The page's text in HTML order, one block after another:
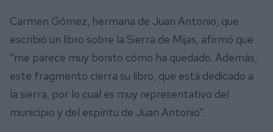
Carmen Gómez, hermana de Juan Antonio, que
escribió un libro sobre la Sierra de Mijas, afirmó que
“me parece muy bonito cómo ha quedado. Además,
este fragmento cierra su libro, que está dedicado a
la sierra, por lo cual es muy representativo del
municipio y del espíritu de Juan Antonio”.